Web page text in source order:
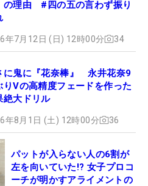
の理由 #四の五の言わず振り
年7月12日 (日) 12時00分 34
に鬼に『花奈棒』 永井花奈9
りVの高精度フェードを作った
絶大ドリル
年8月1日 (土) 12時00分 36
パットが入らない人の6割が
左を向いていた!? 女子プロコ
ーチが明かすアライメントの